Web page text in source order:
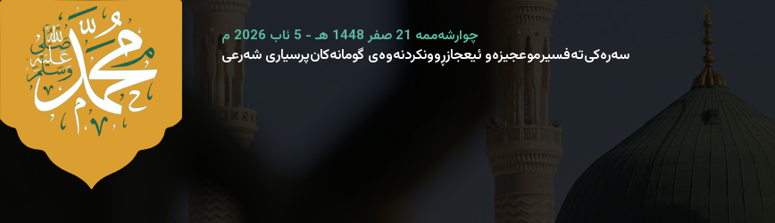
سەرەکیتەفسیرموعجیزەو ئیعجازڕوونکردنەوەی گومانەکانپرسیاری شەرعی